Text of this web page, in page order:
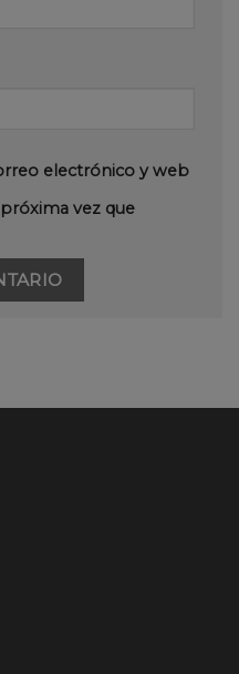
electrónico y web
vez que